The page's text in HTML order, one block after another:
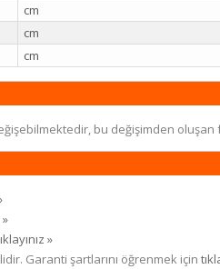
cm
cm
cm
bu değişimden oluşan
»
»
Garanti şartlarını öğrenmek için